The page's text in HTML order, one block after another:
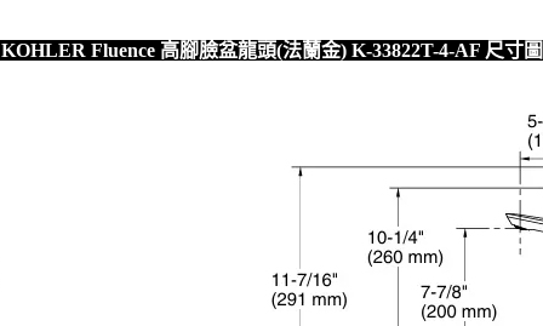
KOHLER Fluence 高腳臉盆龍頭(法蘭金) K-33822T-4-AF 尺寸